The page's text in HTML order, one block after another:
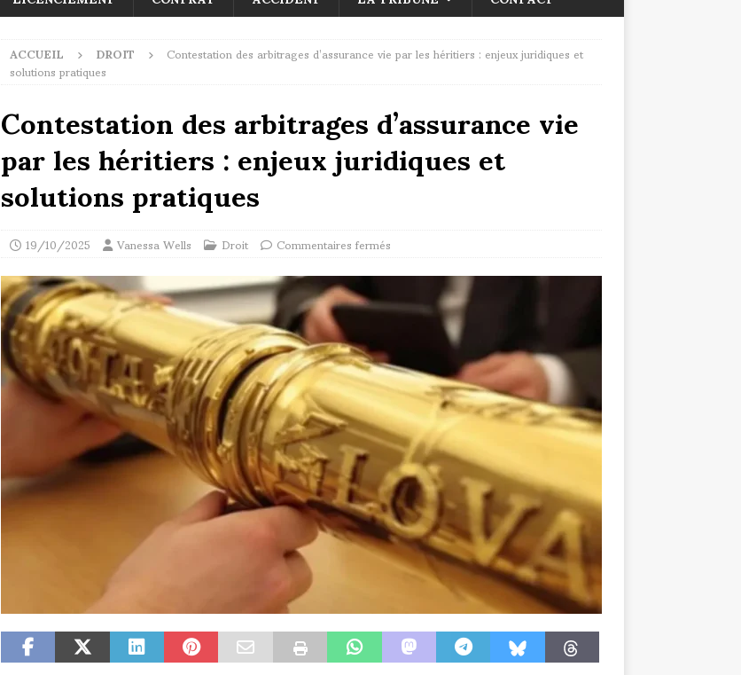
ACCUEIL DROIT Contestation des arbitrages d’assurance vie par les héritiers : enjeux juridiques et
solutions pratiques
Contestation des arbitrages d’assurance vie
par les héritiers : enjeux juridiques et
solutions pratiques
19/10/2025 Vanessa Wells Droit Commentaires fermés